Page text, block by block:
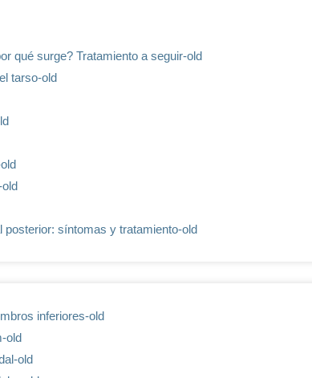
qué surge? Tratamiento a seguir-old
tarso-old
posterior: síntomas y tratamiento-old
inferiores-old
old
old